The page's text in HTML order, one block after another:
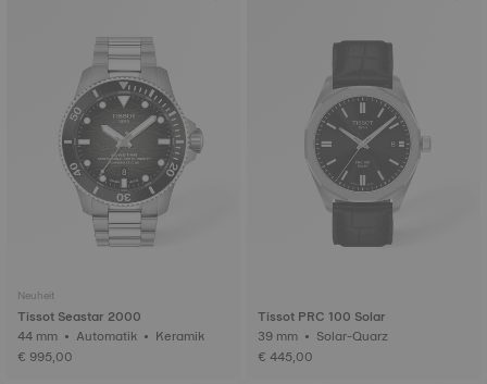
Neuheit
Tissot Seastar 2000
44 mm • Automatik • Keramik
€ 995,00
Tissot PRC 100 Solar
39 mm • Solar-Quarz
€ 445,00